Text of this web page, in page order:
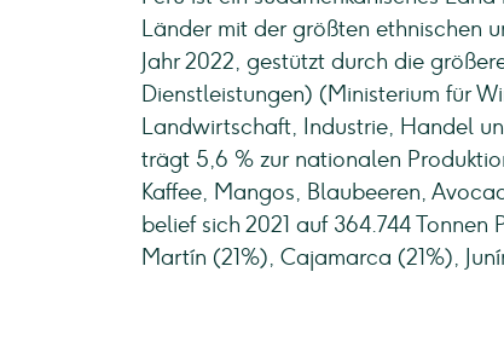
Länder mit der größten ethnischen
Jahr 2022, gestützt durch die
Dienstleistungen) (Ministerium für
Landwirtschaft, Industrie, Handel
trägt 5,6 % zur nationalen
Kaffee, Mangos, Blaubeeren,
belief sich 2021 auf 364.744
Martín (21%), Cajamarca (21%),